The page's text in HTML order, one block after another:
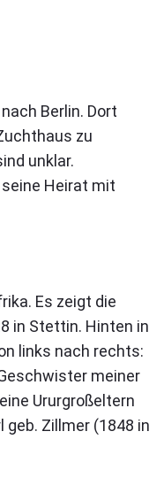
Berlin. Dort
zu
unklar.
Heirat mit
Es zeigt die
in Stettin. Hinten in
links nach rechts:
meiner
Ururgroßeltern
Zillmer (1848 in